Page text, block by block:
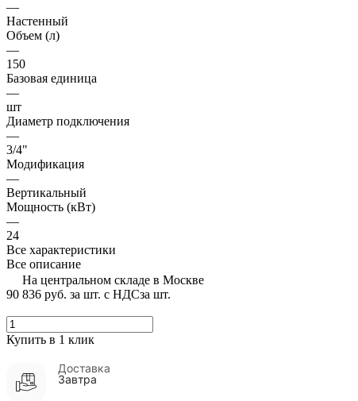
—
Настенный
Объем (л)
—
150
Базовая единица
—
шт
Диаметр подключения
—
3/4"
Модификация
—
Вертикальный
Мощность (кВт)
—
24
Все характеристики
Все описание
На центральном складе в Москве
90 836 руб. за шт. с НДСза шт.
Купить в 1 клик
Доставка
Завтра